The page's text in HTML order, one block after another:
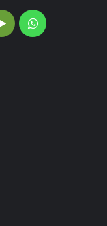
GoogleWhatsApp